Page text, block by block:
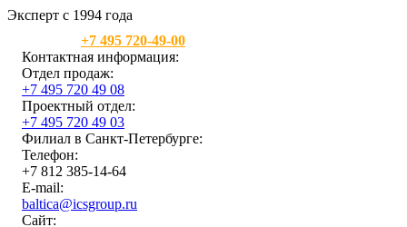
Эксперт с 1994 года
+7 495 720-49-00
Контактная информация:
Отдел продаж:
+7 495 720 49 08
Проектный отдел:
+7 495 720 49 03
Филиал в Санкт-Петербурге:
Телефон:
+7 812 385-14-64
E-mail:
baltica@icsgroup.ru
Сайт: